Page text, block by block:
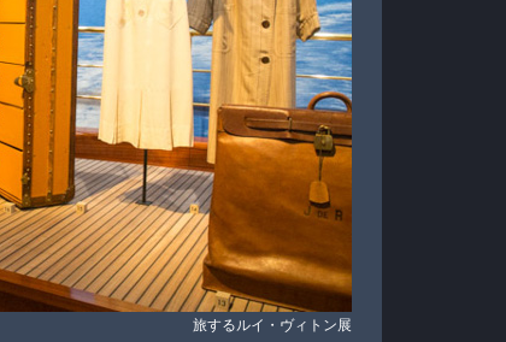
旅するルイ・ヴィトン展